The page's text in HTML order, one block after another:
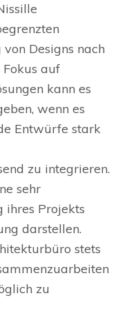
Designs nach
auf
kann es
wenn es
Entwürfe stark
zu integrieren.
sehr
ihres Projekts
darstellen.
stets
zu